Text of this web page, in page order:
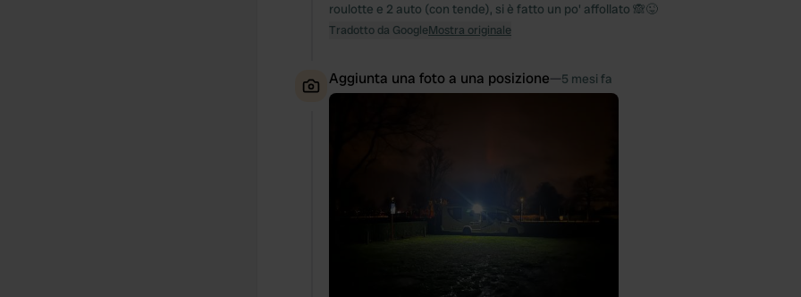
roulotte e 2 auto (con tende), si è fatto un po' affollato 🙈😜
Tradotto da GoogleMostra originale
Aggiunta una foto a una posizione—5 mesi fa